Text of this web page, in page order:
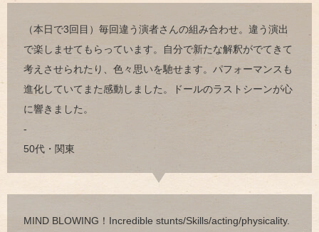
（本日で3回目）毎回違う演者さんの組み合わせ。違う演出
で楽しませてもらっています。自分で新たな解釈がでてきて
考えさせられたり、色々思いを馳せます。パフォーマンスも
進化していてまた感動しました。ドールのラストシーンが心
に響きました。
-
50代・関東
MIND BLOWING！Incredible stunts/Skills/acting/physicality.